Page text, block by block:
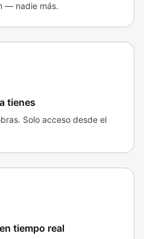
— nadie más.
tienes
Solo acceso desde el
tiempo real